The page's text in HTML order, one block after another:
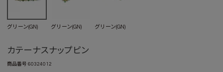
グリーン(GN) グリーン(GN) グリーン(GN)
カテーナスナップピン
商品番号 60324012